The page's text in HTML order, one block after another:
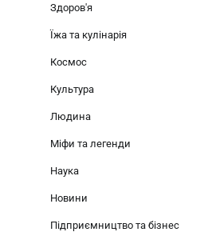
Здоров'я
Їжа та кулінарія
Космос
Культура
Людина
Міфи та легенди
Наука
Новини
Підприємництво та бізнес